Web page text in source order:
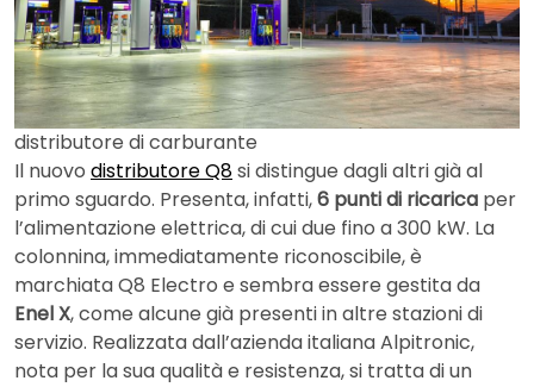
distributore di carburante
Il nuovo distributore Q8si distingue dagli altri già al
primo sguardo. Presenta, infatti,6 punti di ricarica per
l’alimentazione elettrica, di cui due fino a 300 kW. La
colonnina, immediatamente riconoscibile, è
marchiata Q8 Electro e sembra essere gestita da
Enel X, come alcune già presenti in altre stazioni di
servizio. Realizzata dall’azienda italiana Alpitronic,
nota per la sua qualità e resistenza, si tratta di un